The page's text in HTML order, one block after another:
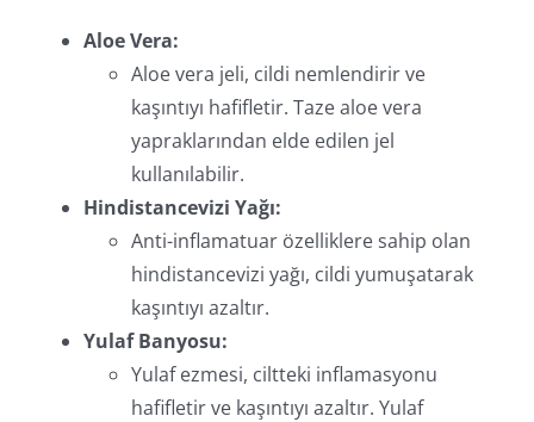
Aloe Vera:
Aloe vera jeli, cildi nemlendirir ve
kaşıntıyı hafifletir. Taze aloe vera
yapraklarından elde edilen jel
kullanılabilir.
Hindistancevizi Yağı:
Anti-inflamatuar özelliklere sahip olan
hindistancevizi yağı, cildi yumuşatarak
kaşıntıyı azaltır.
Yulaf Banyosu:
Yulaf ezmesi, ciltteki inflamasyonu
hafifletir ve kaşıntıyı azaltır. Yulaf